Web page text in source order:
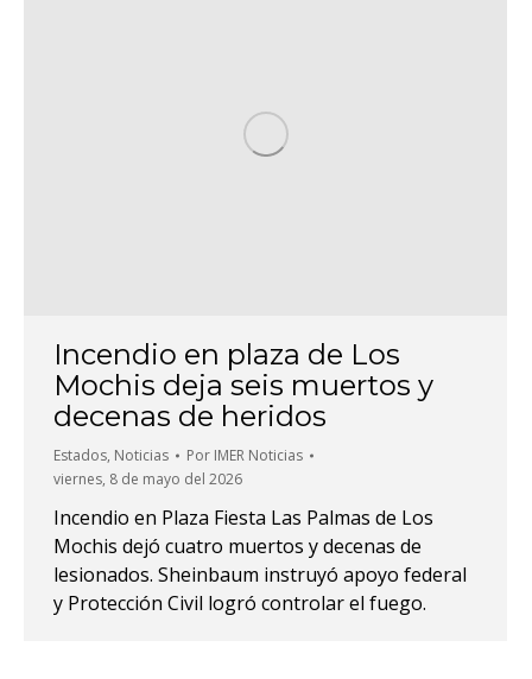
Incendio en plaza de Los
Mochis deja seis muertos y
decenas de heridos
Estados, Noticias Por IMER Noticias
viernes, 8 de mayo del 2026
Incendio en Plaza Fiesta Las Palmas de Los
Mochis dejó cuatro muertos y decenas de
lesionados. Sheinbaum instruyó apoyo federal
y Protección Civil logró controlar el fuego.